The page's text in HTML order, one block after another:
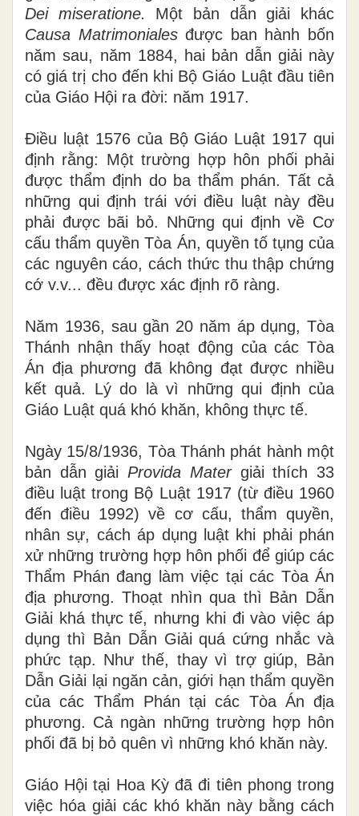
Dei miseratione. Một bản dẫn giải khác
Causa Matrimonialesđược ban hành bốn
năm sau, năm 1884, hai bản dẫn giải này
có giá trị cho đến khi Bộ Giáo Luật đầu tiên
của Giáo Hội ra đời: năm 1917.
Điều luật 1576 của Bộ Giáo Luật 1917 qui
định rằng: Một trường hợp hôn phối phải
được thẩm định do ba thẩm phán. Tất cả
những qui định trái với điều luật này đều
phải được bãi bỏ. Những qui định về Cơ
cấu thẩm quyền Tòa Án, quyền tố tụng của
các nguyên cáo, cách thức thu thập chứng
cớ v.v... đều được xác định rõ ràng.
Năm 1936, sau gần 20 năm áp dụng, Tòa
Thánh nhận thấy hoạt động của các Tòa
Án địa phương đã không đạt được nhiều
kết quả. Lý do là vì những qui định của
Giáo Luật quá khó khăn, không thực tế.
Ngày 15/8/1936, Tòa Thánh phát hành một
bản dẫn giải Provida Mater giải thích 33
điều luật trong Bộ Luật 1917(từ điều 1960
đến điều 1992) về cơ cấu, thẩm quyền,
nhân sự, cácháp dụng luật khi phải phán
xử những trường hợp hôn phối để giúp các
Thẩm Phán đang làm việc tại các Tòa Án
địa phương. Thoạt nhìn qua thì Bản Dẫn
Giải khá thực tế, nhưng khi đi vàoviệcáp
dụng thì Bản Dẫn Giải quá cứng nhắc và
phức tạp. Như thế, thay vì trợ giúp, Bản
Dẫn Giải lại ngăn cản, giới hạn thẩm quyền
của các Thẩm Phán tại các Tòa Án địa
phương. Cả ngàn những trường hợp hôn
phối đã bị bỏ quên vì những khó khăn này.
Giáo Hội tại HoaKỳ đã đi tiên phong trong
việc hóa giải các khó khăn này bằng cách